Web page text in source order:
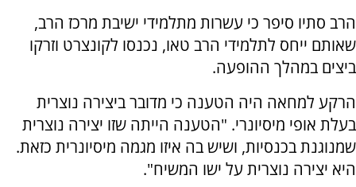
הרב סתיו סיפר כי עשרות מתלמידי ישיבת מרכז הרב,
שאותם ייחס לתלמידי הרב טאו, נכנסו לקונצרט וזרקו
ביצים במהלך ההופעה.
הרקע למחאה היה הטענה כי מדובר ביצירה נוצרית
בעלת אופי מיסיונרי. "הטענה הייתה שזו יצירה נוצרית
שמנוגנת בכנסיות, ושיש בה איזו מגמה מיסיונרית כזאת.
היא יצירה נוצרית על ישו המשיח".